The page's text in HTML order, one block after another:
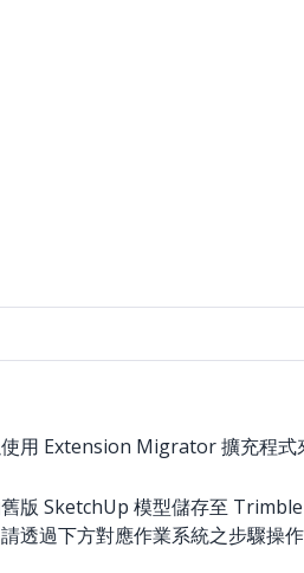
用 Extension Migrator 擴充程式
版 SketchUp 模型儲存至
過下方對應作業系統之步驟操作